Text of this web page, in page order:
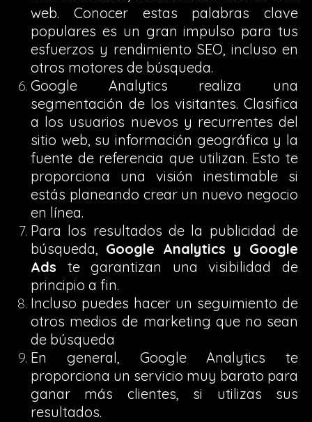
web. Conocer estas palabras clave
populares es un gran impulso para tus
esfuerzos y rendimiento SEO, incluso en
otros motores de búsqueda.
Google Analytics realiza una
segmentación de los visitantes. Clasifica
a los usuarios nuevos y recurrentes del
sitio web, su información geográfica y la
fuente de referencia que utilizan. Esto te
proporciona una visión inestimable si
estás planeando crear un nuevo negocio
en línea.
Para los resultados de la publicidad de
búsqueda, Google Analytics y Google
Ads te garantizan una visibilidad de
principio a fin.
Incluso puedes hacer un seguimiento de
otros medios de marketing que no sean
de búsqueda
En general, Google Analytics te
proporciona un servicio muy barato para
ganar más clientes, si utilizas sus
resultados.